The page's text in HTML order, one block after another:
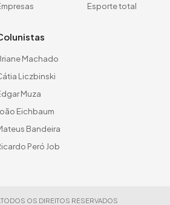
Esporte total
Machado
Liczbinski
Muza
Eichbaum
Bandeira
Peró Job
TODOS OS DIREITOS RESERVADOS